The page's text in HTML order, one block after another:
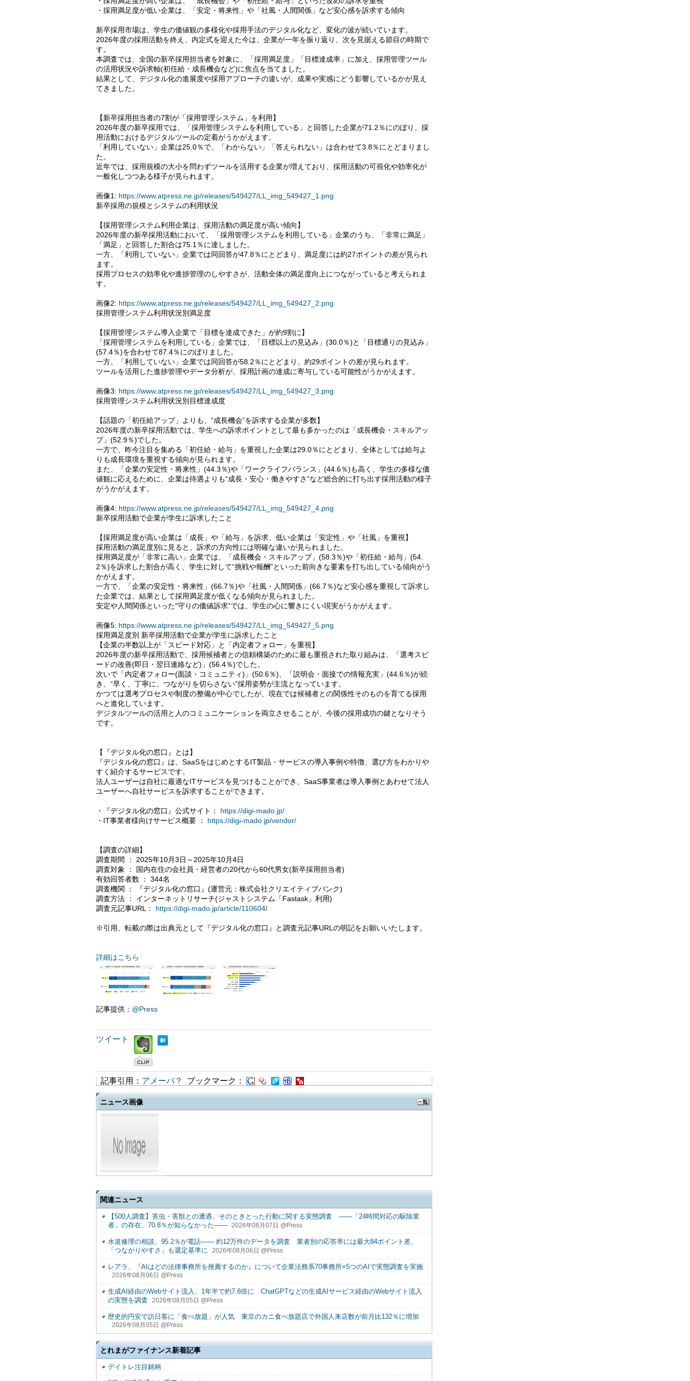
・採用満足度が低い企業は、「安定・将来性」や「社風・人間関係」など安心感を訴求する傾向
新卒採用市場は、学生の価値観の多様化や採用手法のデジタル化など、変化の波が続いています。
2026年度の採用活動を終え、内定式を迎えた今は、企業が一年を振り返り、次を見据える節目の時期で
す。
本調査では、全国の新卒採用担当者を対象に、「採用満足度」「目標達成率」に加え、採用管理ツール
の活用状況や訴求軸(初任給・成長機会など)に焦点を当てました。
結果として、デジタル化の進展度や採用アプローチの違いが、成果や実感にどう影響しているかが見え
てきました。
【新卒採用担当者の7割が「採用管理システム」を利用】
2026年度の新卒採用では、「採用管理システムを利用している」と回答した企業が71.2％にのぼり、採
用活動におけるデジタルツールの定着がうかがえます。
「利用していない」企業は25.0％で、「わからない」「答えられない」は合わせて3.8％にとどまりまし
た。
近年では、採用規模の大小を問わずツールを活用する企業が増えており、採用活動の可視化や効率化が
一般化しつつある様子が見られます。
画像1: https://www.atpress.ne.jp/releases/549427/LL_img_549427_1.png
新卒採用の規模とシステムの利用状況
【採用管理システム利用企業は、採用活動の満足度が高い傾向】
2026年度の新卒採用活動において、「採用管理システムを利用している」企業のうち、「非常に満足」
「満足」と回答した割合は75.1％に達しました。
一方、「利用していない」企業では同回答が47.8％にとどまり、満足度には約27ポイントの差が見られ
ます。
採用プロセスの効率化や進捗管理のしやすさが、活動全体の満足度向上につながっていると考えられま
す。
画像2: https://www.atpress.ne.jp/releases/549427/LL_img_549427_2.png
採用管理システム利用状況別満足度
【採用管理システム導入企業で「目標を達成できた」が約9割に】
「採用管理システムを利用している」企業では、「目標以上の見込み」(30.0％)と「目標通りの見込み」
(57.4％)を合わせて87.4％にのぼりました。
一方、「利用していない」企業では同回答が58.2％にとどまり、約29ポイントの差が見られます。
ツールを活用した進捗管理やデータ分析が、採用計画の達成に寄与している可能性がうかがえます。
画像3: https://www.atpress.ne.jp/releases/549427/LL_img_549427_3.png
採用管理システム利用状況別目標達成度
【話題の「初任給アップ」よりも、“成長機会”を訴求する企業が多数】
2026年度の新卒採用活動では、学生への訴求ポイントとして最も多かったのは「成長機会・スキルアッ
プ」(52.9％)でした。
一方で、昨今注目を集める「初任給・給与」を重視した企業は29.0％にとどまり、全体としては給与よ
りも成長環境を重視する傾向が見られます。
また、「企業の安定性・将来性」(44.3％)や「ワークライフバランス」(44.6％)も高く、学生の多様な価
値観に応えるために、企業は待遇よりも“成長・安心・働きやすさ”など総合的に打ち出す採用活動の様子
がうかがえます。
画像4: https://www.atpress.ne.jp/releases/549427/LL_img_549427_4.png
新卒採用活動で企業が学生に訴求したこと
【採用満足度が高い企業は「成長」や「給与」を訴求、低い企業は「安定性」や「社風」を重視】
採用活動の満足度別に見ると、訴求の方向性には明確な違いが見られました。
採用満足度が「非常に高い」企業では、「成長機会・スキルアップ」(58.3％)や「初任給・給与」(54.
2％)を訴求した割合が高く、学生に対して“挑戦や報酬”といった前向きな要素を打ち出している傾向がう
かがえます。
一方で、「企業の安定性・将来性」(66.7％)や「社風・人間関係」(66.7％)など安心感を重視して訴求し
た企業では、結果として採用満足度が低くなる傾向が見られました。
安定や人間関係といった“守りの価値訴求”では、学生の心に響きにくい現実がうかがえます。
画像5: https://www.atpress.ne.jp/releases/549427/LL_img_549427_5.png
採用満足度別 新卒採用活動で企業が学生に訴求したこと
【企業の半数以上が「スピード対応」と「内定者フォロー」を重視】
2026年度の新卒採用活動で、採用候補者との信頼構築のために最も重視された取り組みは、「選考スピ
ードの改善(即日・翌日連絡など)」(56.4％)でした。
次いで「内定者フォロー(面談・コミュニティ)」(50.6％)、「説明会・面接での情報充実」(44.6％)が続
き、“早く、丁寧に、つながりを切らさない”採用姿勢が主流となっています。
かつては選考プロセスや制度の整備が中心でしたが、現在では候補者との関係性そのものを育てる採用
へと進化しています。
デジタルツールの活用と人のコミュニケーションを両立させることが、今後の採用成功の鍵となりそう
です。
【『デジタル化の窓口』とは】
『デジタル化の窓口』は、SaaSをはじめとするIT製品・サービスの導入事例や特徴、選び方をわかりや
すく紹介するサービスです。
法人ユーザーは自社に最適なITサービスを見つけることができ、SaaS事業者は導入事例とあわせて法人
ユーザーへ自社サービスを訴求することができます。
・『デジタル化の窓口』公式サイト： https://digi-mado.jp/
・IT事業者様向けサービス概要 ： https://digi-mado.jp/vendor/
【調査の詳細】
調査期間 ： 2025年10月3日～2025年10月4日
調査対象 ： 国内在住の会社員・経営者の20代から60代男女(新卒採用担当者)
有効回答者数 ： 344名
調査機関 ： 『デジタル化の窓口』(運営元：株式会社クリエイティブバンク)
調査方法 ： インターネットリサーチ(ジャストシステム「Fastask」利用)
調査元記事URL： https://digi-mado.jp/article/110604/
※引用、転載の際は出典元として『デジタル化の窓口』と調査元記事URLの明記をお願いいたします。
詳細はこちら
記事提供： @Press
ツイート
記事引用： アメーバ？ ブックマーク：
ニュース画像
関連ニュース
【500人調査】害虫・害獣との遭遇、そのときとった行動に関する実態調査 ――「24時間対応の駆除業
者」の存在、70.8％が知らなかった――
2026年08月07日 @Press
水道修理の相談、95.2％が電話―― 約12万件のデータを調査 業者別の応答率には最大84ポイント差、
「つながりやすさ」も選定基準に
2026年08月06日 @Press
レアラ、『AIはどの法律事務所を推薦するのか』について企業法務系70事務所×5つのAIで実態調査を実施
2026年08月06日 @Press
生成AI経由のWebサイト流入、1年半で約7.8倍に ChatGPTなどの生成AIサービス経由のWebサイト流入
の実態を調査
2026年08月05日 @Press
歴史的円安で訪日客に「食べ放題」が人気 東京のカニ食べ放題店で外国人来店数が前月比132％に増加
2026年08月05日 @Press
とれまがファイナンス新着記事
デイトレ注目銘柄